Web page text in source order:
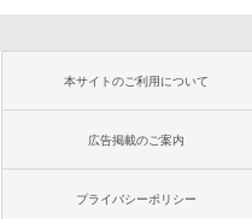
本サイトのご利用について
広告掲載のご案内
プライバシーポリシー